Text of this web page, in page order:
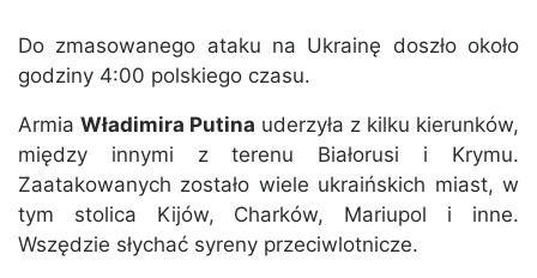
Do zmasowanego ataku na Ukrainę doszło około
godziny 4:00 polskiego czasu.
Armia Władimira Putina uderzyła z kilku kierunków,
między innymi z terenu Białorusi i Krymu.
Zaatakowanych zostało wiele ukraińskich miast, w
tym stolica Kijów, Charków, Mariupol i inne.
Wszędzie słychać syreny przeciwlotnicze.